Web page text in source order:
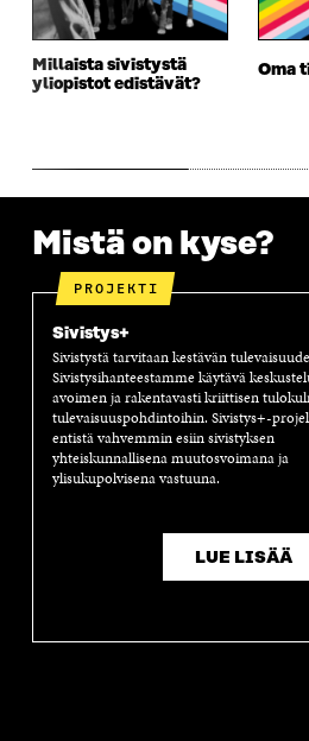
N
A
S
S
S
S
A
N
A
U
N
A
Millaista sivistystä
yliopistot edistävät?
Oma
Mistä on kyse?
PROJEKTI
Sivistys+
Sivistystä tarvitaan kestävän
Sivistysihanteestamme käytävä
avoimen ja rakentavasti kriittisen
tulevaisuuspohdintoihin. Sivistys+-
entistä vahvemmin esiin sivistyksen
yhteiskunnallisena muutosvoimana ja
ylisukupolvisena vastuuna.
LUE LISÄÄ